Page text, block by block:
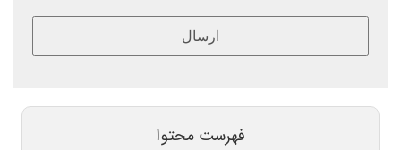
ارسال
قسمت
فهرست محتوا